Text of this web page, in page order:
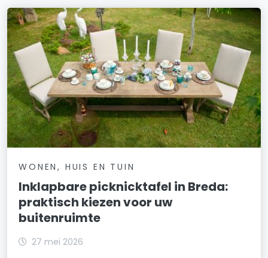
WONEN, HUIS EN TUIN
Inklapbare picknicktafel in Breda:
praktisch kiezen voor uw
buitenruimte
27 mei 2026